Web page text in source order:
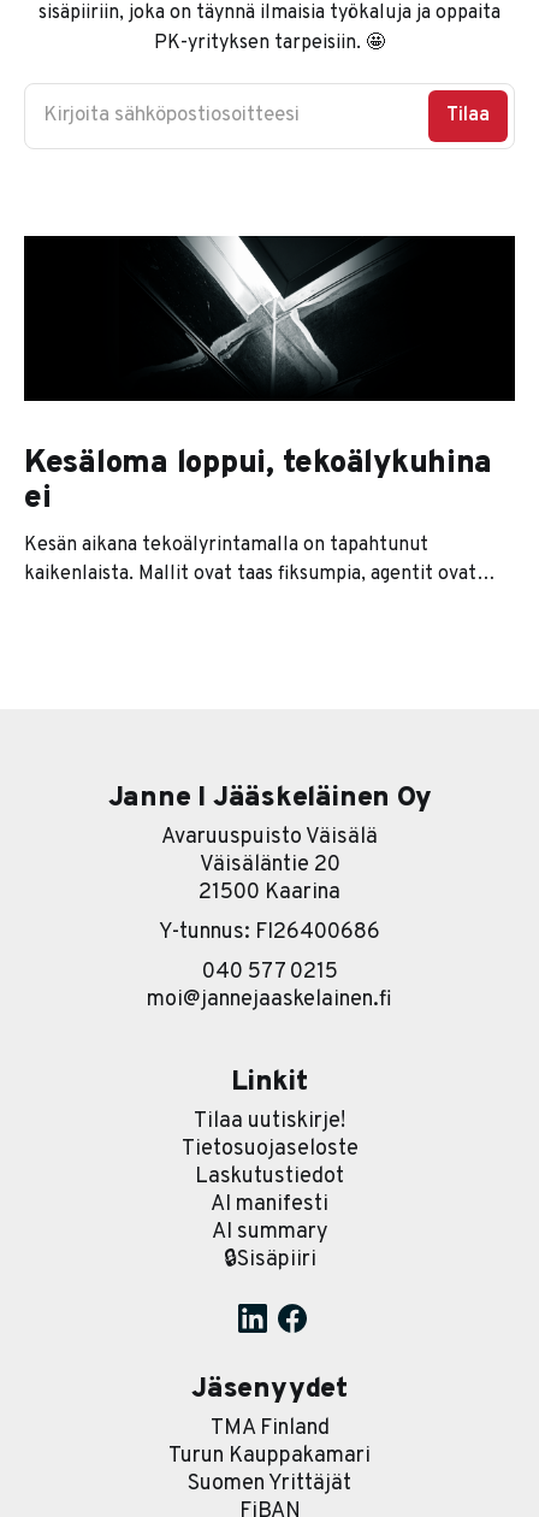
sisäpiiriin, joka on täynnä ilmaisia työkaluja ja oppaita
PK-yrityksen tarpeisiin. 🤩
Kirjoita sähköpostiosoitteesi Tilaa
Kesäloma loppui, tekoälykuhina
ei
Kesän aikana tekoälyrintamalla on tapahtunut
kaikenlaista. Mallit ovat taas fiksumpia, agentit ovat
Janne I Jääskeläinen Oy
Avaruuspuisto Väisälä
Väisäläntie 20
21500 Kaarina
Y-tunnus: FI26400686
040 577 0215
moi@jannejaaskelainen.fi
Linkit
Tilaa uutiskirje!
Tietosuojaseloste
Laskutustiedot
AI manifesti
AI summary
🔒Sisäpiiri
Jäsenyydet
TMA Finland
Turun Kauppakamari
Suomen Yrittäjät